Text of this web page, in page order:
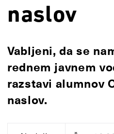
naslov
Vabljeni, da se
rednem javnem
razstavi alumnov
naslov.